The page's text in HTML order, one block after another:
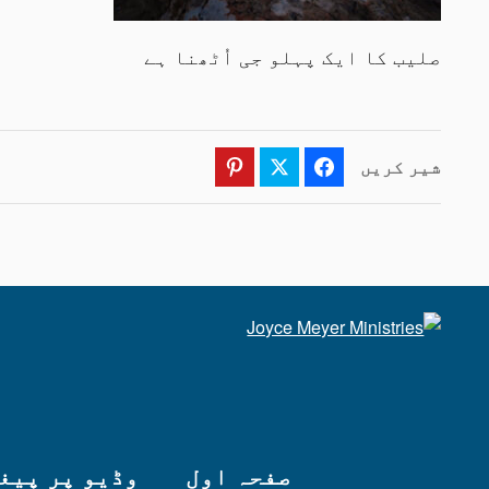
صلیب کا ایک پہلو جی اُٹھنا ہے
شیر کریں Facebook
Twitter
صفحہ اول وڈیو پر